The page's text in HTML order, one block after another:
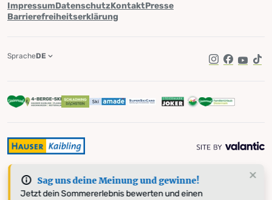
Sag uns deine Meinung und gewinne!
Jetzt dein Sommererlebnis bewerten und einen
ImpressumDatenschutzKontaktPresse
Barrierefreiheitserklärung
Instagram
Facebook
SpracheDE